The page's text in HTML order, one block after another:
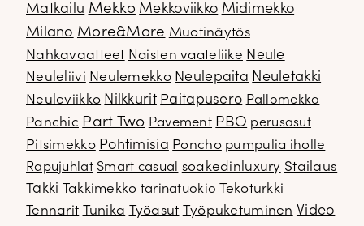
Matkailu Mekko Mekkoviikko Midimekko
Milano More&More Muotinäytös
Nahkavaatteet Naisten vaateliike Neule
Neuleliivi Neulemekko Neulepaita Neuletakki
Neuleviikko Nilkkurit Paitapusero Pallomekko
Panchic Part Two Pavement PBO perusasut
Pitsimekko Pohtimisia Poncho pumpulia iholle
Rapujuhlat Smart casual soakedinluxury Stailaus
Takki
Takkimekko tarinatuokio
Tekoturkki
Tennarit
Tunika Työasut Työpuketuminen Video